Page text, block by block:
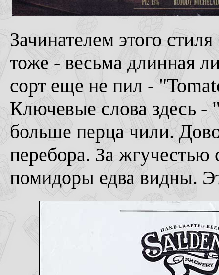
Зачинателем этого
тоже - весьма длинная
сорт еще не пил -
Ключевые слова здесь -
больше перца чили.
перебора. За жгучестью
помидоры едва видны.